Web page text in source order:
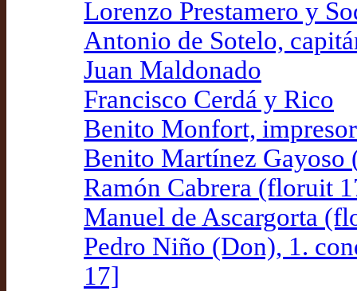
Lorenzo Prestamero y
Antonio de Sotelo,
Juan Maldonado
Francisco Cerdá y Rico
Benito Monfort, impresor
Benito Martínez Gayoso
Ramón Cabrera (floruit
Manuel de Ascargorta
Pedro Niño (Don), 1.
17]